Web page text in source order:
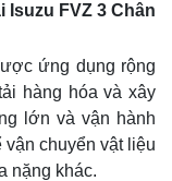
Isuzu FVZ 3 Chân
ứng dụng rộng
hàng hóa và xây
lớn và vận hành
chuyển vật liệu
nặng khác.